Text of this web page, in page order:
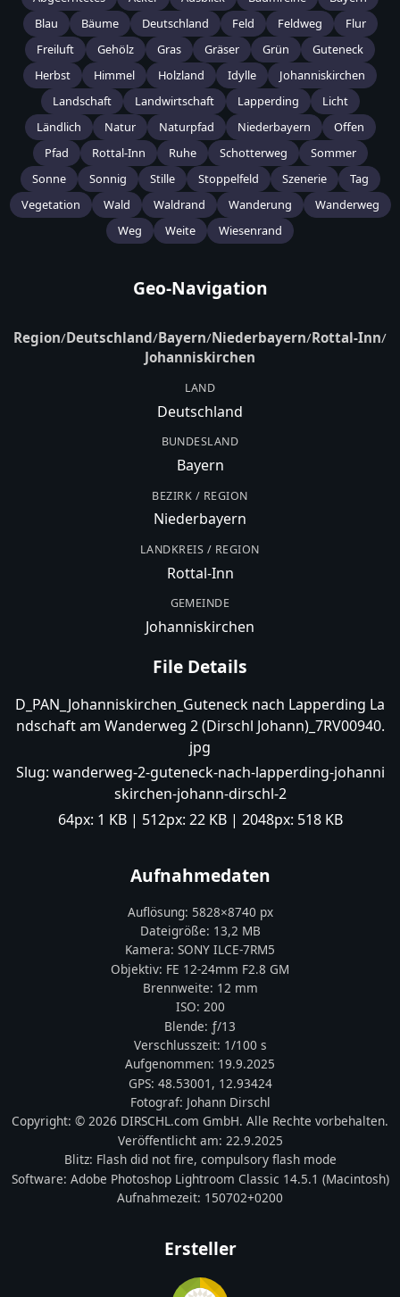
Blau
Bäume Deutschland Feld Feldweg
Flur
Freiluft
Gehölz Gras Gräser Grün
Guteneck
Herbst
Himmel Holzland Idylle
Johanniskirchen
Landschaft
Landwirtschaft Lapperding
Licht
Ländlich
Natur Naturpfad Niederbayern
Offen
Pfad
Rottal-Inn Ruhe Schotterweg
Sommer
Sonne
Sonnig Stille Stoppelfeld Szenerie
Tag
Vegetation
Wald Waldrand Wanderung
Wanderweg
Weg
Weite Wiesenrand
Geo-Navigation
Region/Deutschland/Bayern/Niederbayern/Rottal-Inn/
Johanniskirchen
LAND
Deutschland
BUNDESLAND
Bayern
BEZIRK / REGION
Niederbayern
LANDKREIS / REGION
Rottal-Inn
GEMEINDE
Johanniskirchen
File Details
D_PAN_Johanniskirchen_Guteneck nach Lapperding La
ndschaft am Wanderweg 2 (Dirschl Johann)_7RV00940.
jpg
Slug: wanderweg-2-guteneck-nach-lapperding-johanni
skirchen-johann-dirschl-2
64px: 1 KB| 512px: 22 KB| 2048px: 518 KB
Aufnahmedaten
Auflösung: 5828×8740 px
Dateigröße: 13,2 MB
Kamera: SONY ILCE-7RM5
Objektiv: FE 12-24mm F2.8 GM
Brennweite: 12 mm
ISO: 200
Blende: ƒ/13
Verschlusszeit: 1/100 s
Aufgenommen: 19.9.2025
GPS: 48.53001 , 12.93424
Fotograf: Johann Dirschl
Copyright: © 2026 DIRSCHL.com GmbH. Alle Rechte vorbehalten.
Veröffentlicht am: 22.9.2025
Blitz: Flash did not fire, compulsory flash mode
Software: Adobe Photoshop Lightroom Classic 14.5.1 (Macintosh)
Aufnahmezeit: 150702+0200
Ersteller